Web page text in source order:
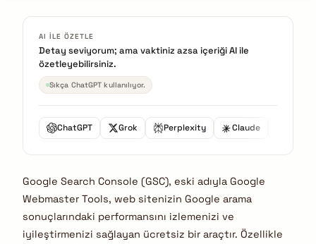
AI ILE ÖZETLE
Detay seviyorum; ama vaktiniz azsa içeriği AI ile
özetleyebilirsiniz.
Sıkça ChatGPT kullanılıyor.
ChatGPT Grok Perplexity Claude
Google Search Console (GSC), eski adıyla Google
Webmaster Tools, web sitenizin Google arama
sonuçlarındaki performansını izlemenizi ve
iyileştirmenizi sağlayan ücretsiz bir araçtır. Özellikle